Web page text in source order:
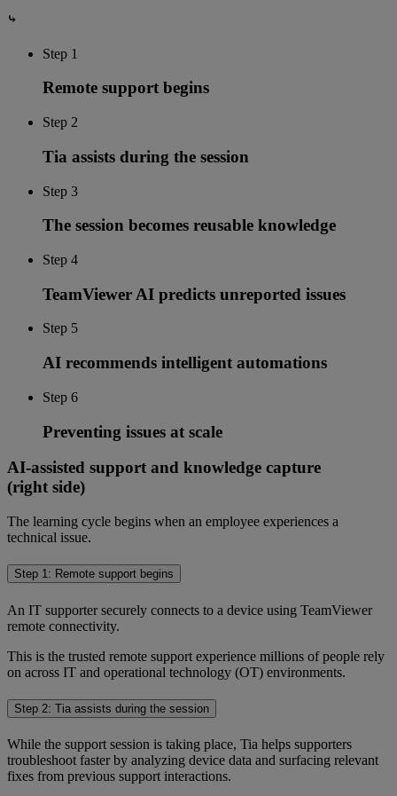
⤷
Step 1
Remote support begins
Step 2
Tia assists during the session
Step 3
The session becomes reusable knowledge
Step 4
TeamViewer AI predicts unreported issues
Step 5
AI recommends intelligent automations
Step 6
Preventing issues at scale
AI-assisted support and knowledge capture
(right side)
The learning cycle begins when an employee experiences a
technical issue.
Step 1: Remote support begins
An IT supporter securely connects to a device using TeamViewer
remote connectivity.
This is the trusted remote support experience millions of people rely
on across IT and operational technology (OT) environments.
Step 2: Tia assists during the session
While the support session is taking place, Tia helps supporters
troubleshoot faster by analyzing device data and surfacing relevant
fixes from previous support interactions.